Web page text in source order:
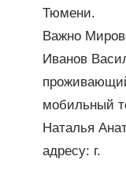
Тюмени.
Важно
Иванов
мобильный
Наталья
адресу: г.